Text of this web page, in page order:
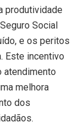
produtividade
Social
e os peritos
Este incentivo
atendimento
melhora
dos